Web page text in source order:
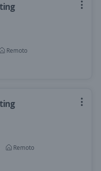
Remoto
Remoto